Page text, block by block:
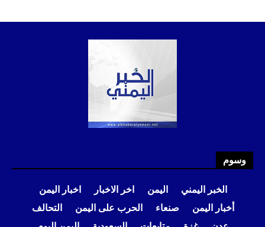
وسوم
الخبر اليمني اليمن اخر الاخبار
اخبار اليمن
أخبار اليمن
صنعاء الحرب على اليمن
التحالف